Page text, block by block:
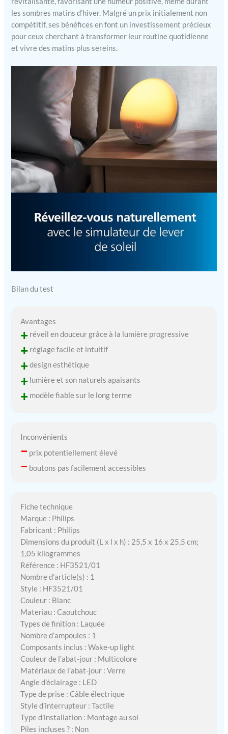
les sombres matins d’hiver. Malgré un prix initialement non
compétitif, ses bénéfices en font un investissement précieux
pour ceux cherchant à transformer leur routine quotidienne
et vivre des matins plus sereins.
Bilan du test
Avantages
+ réveil en douceur grâce à la lumière progressive
+ réglage facile et intuitif
+design esthétique
+ lumière et son naturels apaisants
+ modèle fiable sur le long terme
Inconvénients
– prix potentiellement élevé
– boutons pas facilement accessibles
Fiche technique
Marque : Philips
Fabricant : Philips
Dimensions du produit (L x l x h) : 25,5 x 16 x 25,5 cm;
1,05 kilogrammes
Référence : HF3521/01
Nombre d’article(s) : 1
Style : HF3521/01
Couleur : Blanc
Materiau : Caoutchouc
Types de finition : Laquée
Nombre d’ampoules : 1
Composants inclus : Wake-up light
Couleur de l’abat-jour : Multicolore
Matériaux de l’abat-jour : Verre
Angle d’éclairage : LED
Type de prise : Câble électrique
Style d’interrupteur : Tactile
Type d’installation : Montage au sol
Piles incluses ? : Non